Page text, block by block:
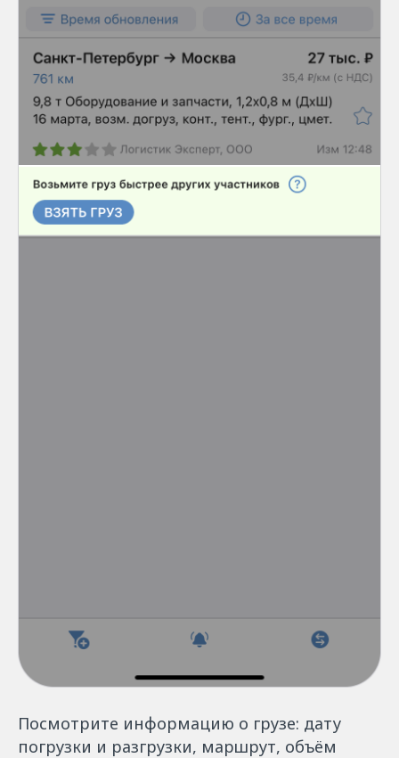
Посмотрите информацию о грузе: дату
погрузки и разгрузки, маршрут, объём